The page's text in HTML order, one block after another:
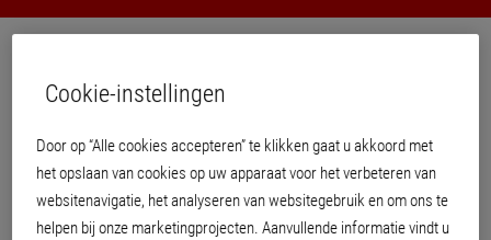
Aluminium telescoopsteel 1223
Stevig, geprofileerd en torsievrij aluminiumprofiel met universele conus en
interne clip voor een geborgde verbinding met de verfrollerbeugel.
Cookie-instellingen
Door op “Alle cookies accepteren” te klikken gaat u akkoord met
het opslaan van cookies op uw apparaat voor het verbeteren van
websitenavigatie, het analyseren van websitegebruik en om ons te
helpen bij onze marketingprojecten. Aanvullende informatie vindt u